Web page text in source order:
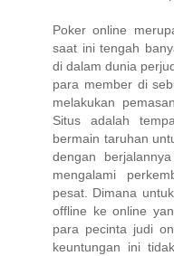
Poker online
saat ini tengah
di dalam dunia
para member di
melakukan
Situs adalah
bermain taruhan
dengan
mengalami
pesat. Dimana
offline ke online
para pecinta judi
keuntungan ini